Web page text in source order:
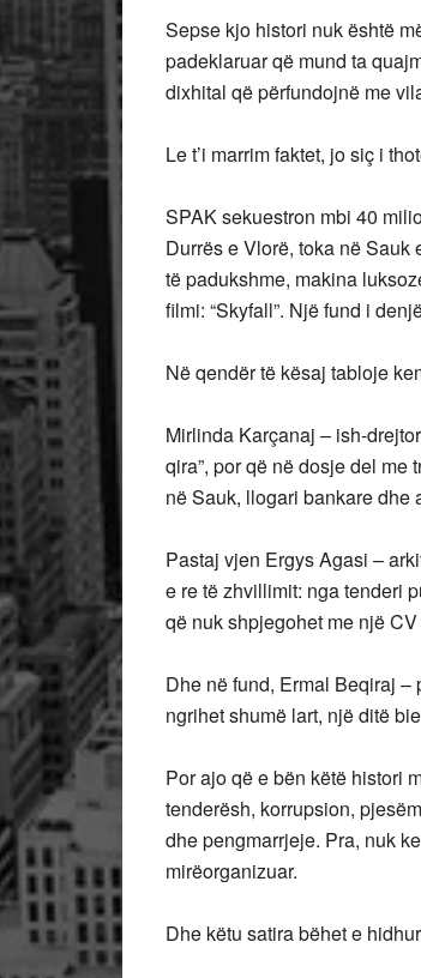
Sepse kjo histori nuk është
padeklaruar që mund ta
dixhital që përfundojnë me
Le t’i marrim faktet, jo siç i
SPAK sekuestron mbi 40
Durrës e Vlorë, toka në
të padukshme, makina
filmi: “Skyfall”. Një fund i
Në qendër të kësaj tabloje
Mirlinda Karçanaj – ish-
qira”, por që në dosje del me
në Sauk, llogari bankare
Pastaj vjen Ergys Agasi –
e re të zhvillimit: nga tenderi
që nuk shpjegohet me një
Dhe në fund, Ermal Beqiraj –
ngrihet shumë lart, një ditë
Por ajo që e bën këtë histori
tenderësh, korrupsion,
dhe pengmarrjeje. Pra, nuk
mirëorganizuar.
Dhe këtu satira bëhet e